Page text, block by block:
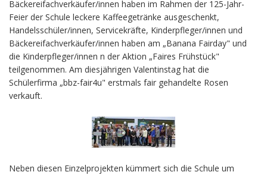
Bäckereifachverkäufer/innen haben im Rahmen der 125-Jahr-
Feier der Schule leckere Kaffeegetränke ausgeschenkt,
Handelsschüler/innen, Servicekräfte, Kinderpfleger/innen und
Bäckereifachverkäufer/innen haben am „Banana Fairday" und
die Kinderpfleger/innen n der Aktion „Faires Frühstück"
teilgenommen. Am diesjährigen Valentinstag hat die
Schülerfirma „bbz-fair4u" erstmals fair gehandelte Rosen
verkauft.
Neben diesen Einzelprojekten kümmert sich die Schule um